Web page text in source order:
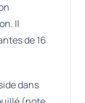
Il
de 16
dans